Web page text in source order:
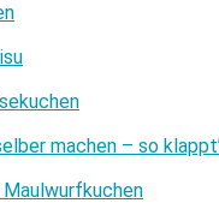
machen – so
Maulwurfkuchen